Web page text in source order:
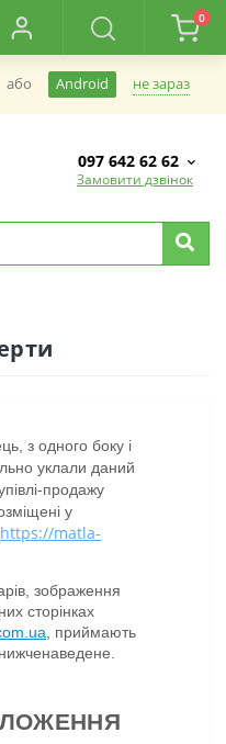
0
або Android не зараз
097 642 62 62
Замовити дзвінок
з одного боку і
уклали даний
продажу
у
https://matla-
зображення
сторінках
, приймають